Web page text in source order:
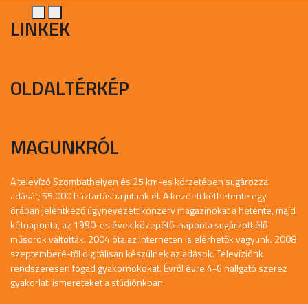
LINKEK
OLDALTÉRKÉP
MAGUNKRÓL
A televízó Szombathelyen és 25 km-es körzetében sugározza
adását, 55.000 háztartásba jutunk el. A kezdeti kéthetente egy
órában jelentkező úgynevezett konzerv magazinokat a hetente, majd
kétnaponta, az 1990-es évek közepétől naponta sugárzott élő
műsorok váltották. 2004 óta az interneten is elérhetők vagyunk. 2008
szeptemberé-től digitálisan készülnek az adások. Televíziónk
rendszeresen fogad gyakornokokat. Évről évre 4-6 hallgató szerez
gyakorlati ismereteket a stúdiónkban.